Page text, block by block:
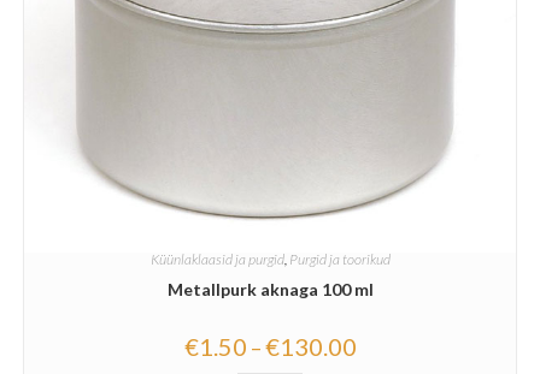
Küünlaklaasid ja purgid, Purgid ja toorikud
Metallpurk aknaga 100 ml
€1.50 –€130.00